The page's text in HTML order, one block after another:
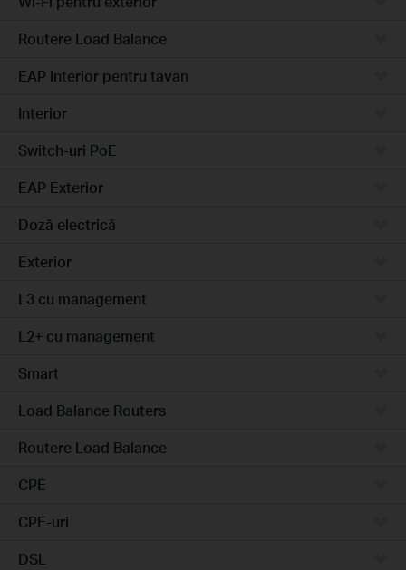
Routere Load Balance
EAP Interior pentru tavan
Interior
Switch-uri PoE
EAP Exterior
Doză electrică
Exterior
L3 cu management
L2+ cu management
Smart
Load Balance Routers
Routere Load Balance
CPE
CPE-uri
DSL